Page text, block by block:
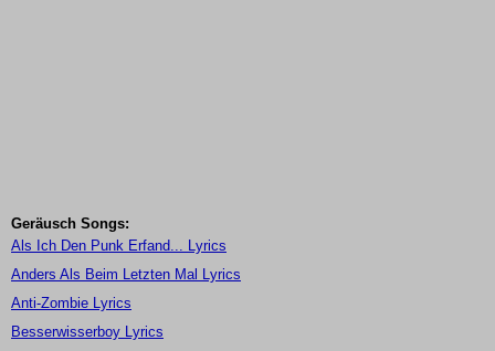
Geräusch Songs:
Als Ich Den Punk Erfand... Lyrics
Anders Als Beim Letzten Mal Lyrics
Anti-Zombie Lyrics
Besserwisserboy Lyrics